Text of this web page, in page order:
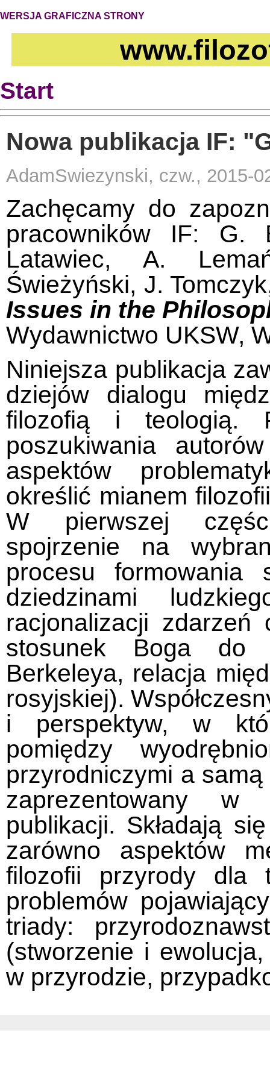
WERSJA GRAFICZNA STRONY
Start
Nowa publikacja IF:
AdamSwiezynski, czw., 2015-
Zachęcamy do
pracowników IF: G.
Latawiec, A.
Świeżyński, J.
Issues in the
Wydawnictwo UKSW,
Niniejsza publikacja
dziejów dialogu
filozofią i teologią.
poszukiwania
aspektów
określić mianem
W pierwszej
spojrzenie na
procesu formowania
dziedzinami
racjonalizacji zdarzeń
stosunek Boga
Berkeleya, relacja
rosyjskiej).
i perspektyw, w
pomiędzy
przyrodniczymi a
zaprezentowany w
publikacji. Składają
zarówno aspektów
filozofii przyrody dla
problemów
triady:
(stworzenie i
w przyrodzie,